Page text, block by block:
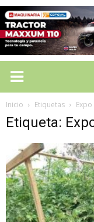
Inicio Etiquetas
Etiqueta: